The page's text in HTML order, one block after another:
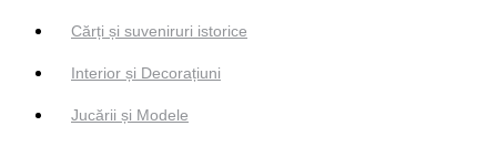
Cărți și suveniruri istorice
Interior și Decorațiuni
Jucării și Modele